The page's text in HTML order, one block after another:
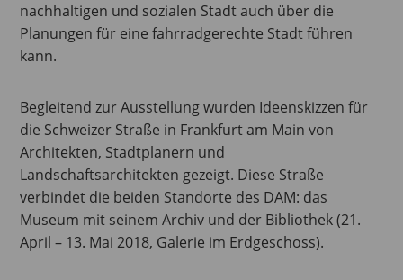
nachhaltigen und sozialen Stadt auch über die
Planungen für eine fahrradgerechte Stadt führen
kann.
Begleitend zur Ausstellung wurden Ideenskizzen für
die Schweizer Straße in Frankfurt am Main von
Architekten, Stadtplanern und
Landschaftsarchitekten gezeigt. Diese Straße
verbindet die beiden Standorte des DAM: das
Museum mit seinem Archiv und der Bibliothek (21.
April – 13. Mai 2018, Galerie im Erdgeschoss).